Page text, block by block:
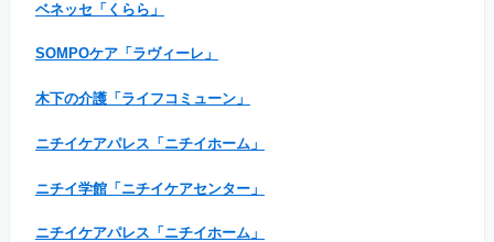
ベネッセ「くらら」
SOMPOケア「ラヴィーレ」
木下の介護「ライフコミューン」
ニチイケアパレス「ニチイホーム」
ニチイ学館「ニチイケアセンター」
ニチイケアパレス「ニチイホーム」